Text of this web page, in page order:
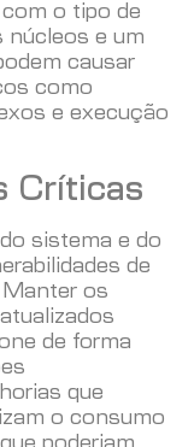
o tipo de
núcleos e um
causar
como
e execução
Críticas
do sistema e do
de
Manter os
de forma
que
o consumo